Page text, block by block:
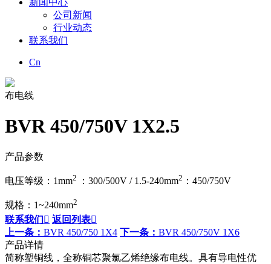
新闻中心
公司新闻
行业动态
联系我们
Cn
布电线
BVR 450/750V 1X2.5
产品参数
电压等级：1mm2 ：300/500V / 1.5-240mm2 ：450/750V
规格：1~240mm2
联系我们  返回列表
上一条： BVR 450/750 1X4 下一条： BVR 450/750V 1X6
产品详情
简称塑铜线，全称铜芯聚氯乙烯绝缘布电线。具有导电性优